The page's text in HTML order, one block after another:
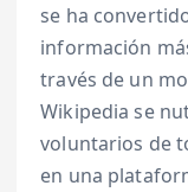
se ha
información
través de un
Wikipedia se
voluntarios de
en una